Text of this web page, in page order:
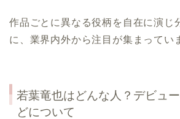
作品ごとに異なる役柄を自在に演じ
に、業界内外から注目が集まってい
若葉竜也はどんな人？デビュ
どについて